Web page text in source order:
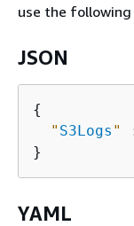
use the following
JSON
{
" S3Logs "
YAML